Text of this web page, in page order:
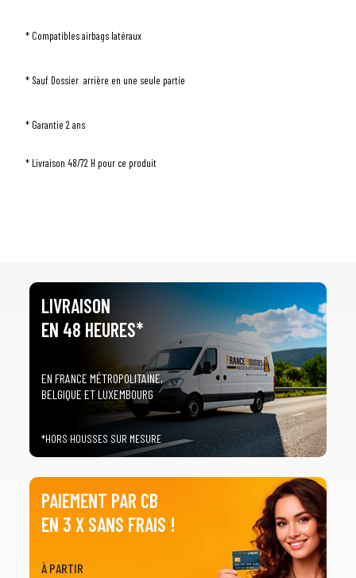
PRÉCISEZ LE MODÈLE
* Compatibles airbags latéraux
* Sauf Dossier arrière en une seule partie
* Garantie 2 ans
* Livraison 48/72 H pour ce produit
LIVRAISON
EN 48 HEURES*
EN FRANCE MÉTROPOLITAINE,
BELGIQUE ET LUXEMBOURG
*HORS HOUSSES SUR MESURE
PAIEMENT PAR CB
EN 3 X SANS FRAIS !
À PARTIR